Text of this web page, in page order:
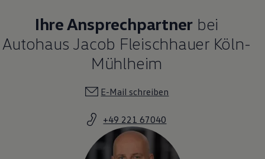
Warn- und Kontrollleuchten
Assistenzsysteme
Digitale Betriebsanleitung
Live Beratung
Transport
Familie
Elektromobilität
Volkswagen R
Pannen- und Unfallhilfe
Volkswagen Kundenbetreuung
Ihre Ansprechpartner bei
Autohaus Jacob Fleischhauer Köln-
Mühlheim
E-Mail schreiben
+49 221 67040